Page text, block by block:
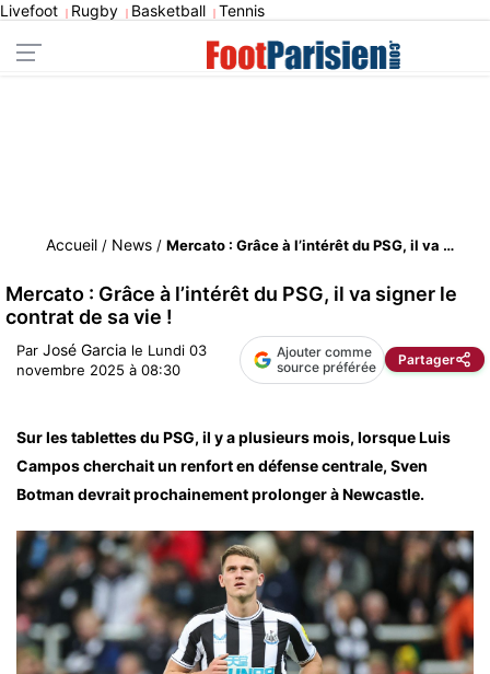
Livefoot | Rugby | Basketball | Tennis
Accueil / News / Mercato : Grâce à l’intérêt du PSG, il va signer le contrat de sa vie !
Mercato : Grâce à l’intérêt du PSG, il va signer le
contrat de sa vie !
Par José Garcia le Lundi 03
novembre 2025 à 08:30
Ajouter comme
source préférée
Partager
Sur les tablettes du PSG, il y a plusieurs mois, lorsque Luis
Campos cherchait un renfort en défense centrale, Sven
Botman devrait prochainement prolonger à Newcastle.